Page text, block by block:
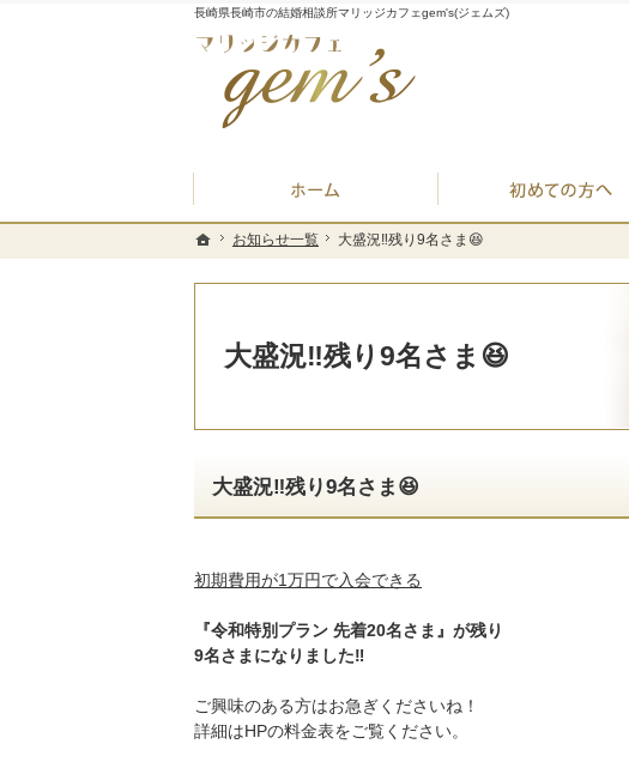
ホーム
お知らせ一覧 大盛況‼️残り9名さま😆
大盛況‼️残り9名さま😆
長崎県長崎市の結婚相談所マリッジカフェgem's(ジェムズ)
大盛況‼️残り9名さま😆
初期費用が1万円で入会できる
『令和特別プラン 先着20名さま』が残り
9名さまになりました‼️
ご興味のある方はお急ぎくださいね！
詳細はHPの料金表をご覧ください。
ホーム
お知らせ一覧 大盛況‼️残り9名さま😆